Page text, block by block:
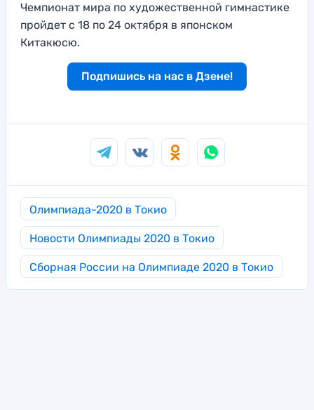
Чемпионат мира по художественной гимнастике
пройдет с 18 по 24 октября в японском
Китакюсю.
Подпишись на нас в Дзене!
Олимпиада-2020 в Токио
Новости Олимпиады 2020 в Токио
Сборная России на Олимпиаде 2020 в Токио